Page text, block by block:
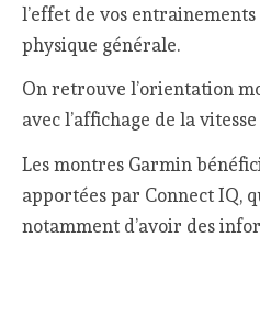
l’effet de vos
physique générale.
On retrouve l’orientation
avec l’affichage de la
Les montres Garmin
apportées par Connect IQ,
notamment d’avoir des